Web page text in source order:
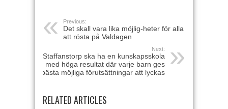
Previous:
Det skall vara lika möjlig-heter för alla
att rösta på Valdagen
Next:
Staffanstorp ska ha en kunskapsskola
med höga resultat där varje barn ges
bästa möjliga förutsättningar att lyckas
RELATED ARTICLES